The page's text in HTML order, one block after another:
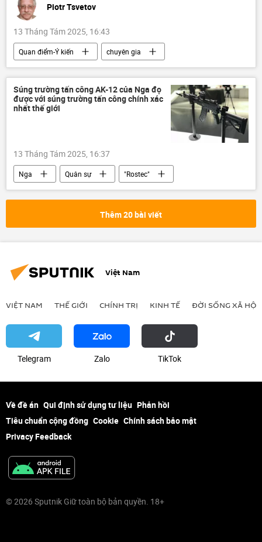
Piotr Tsvetov
13 Tháng Tám 2025, 16:43
Quan điểm-Ý kiến
chuyên gia
Tác giả
Châu Á
Trung Quốc
Thái Bình Dương
ASEAN
Bộ Ngoại giao Hoa Kỳ
nhà ngoại giao
Donald Trump
Súng trường tấn công AK-12 của Nga đọ
được với súng trường tấn công chính xác
nhất thế giới
13 Tháng Tám 2025, 16:37
Nga Quân sự
"Rostec"
Thế giới
AK-12
Thêm 20 bài viết
Việt Nam
VIỆT NAM THẾ GIỚI CHÍNH TRỊ KINH TẾ ĐỜI SỐNG XÃ HỘI
Telegram Zalo ТikТоk
Về đề án Qui định sử dụng tư liệu Phản hồi
Tiêu chuẩn cộng đồng Cookie Chính sách bảo mật
Privacy Feedback
© 2026 Sputnik Giữ toàn bộ bản quyền. 18+